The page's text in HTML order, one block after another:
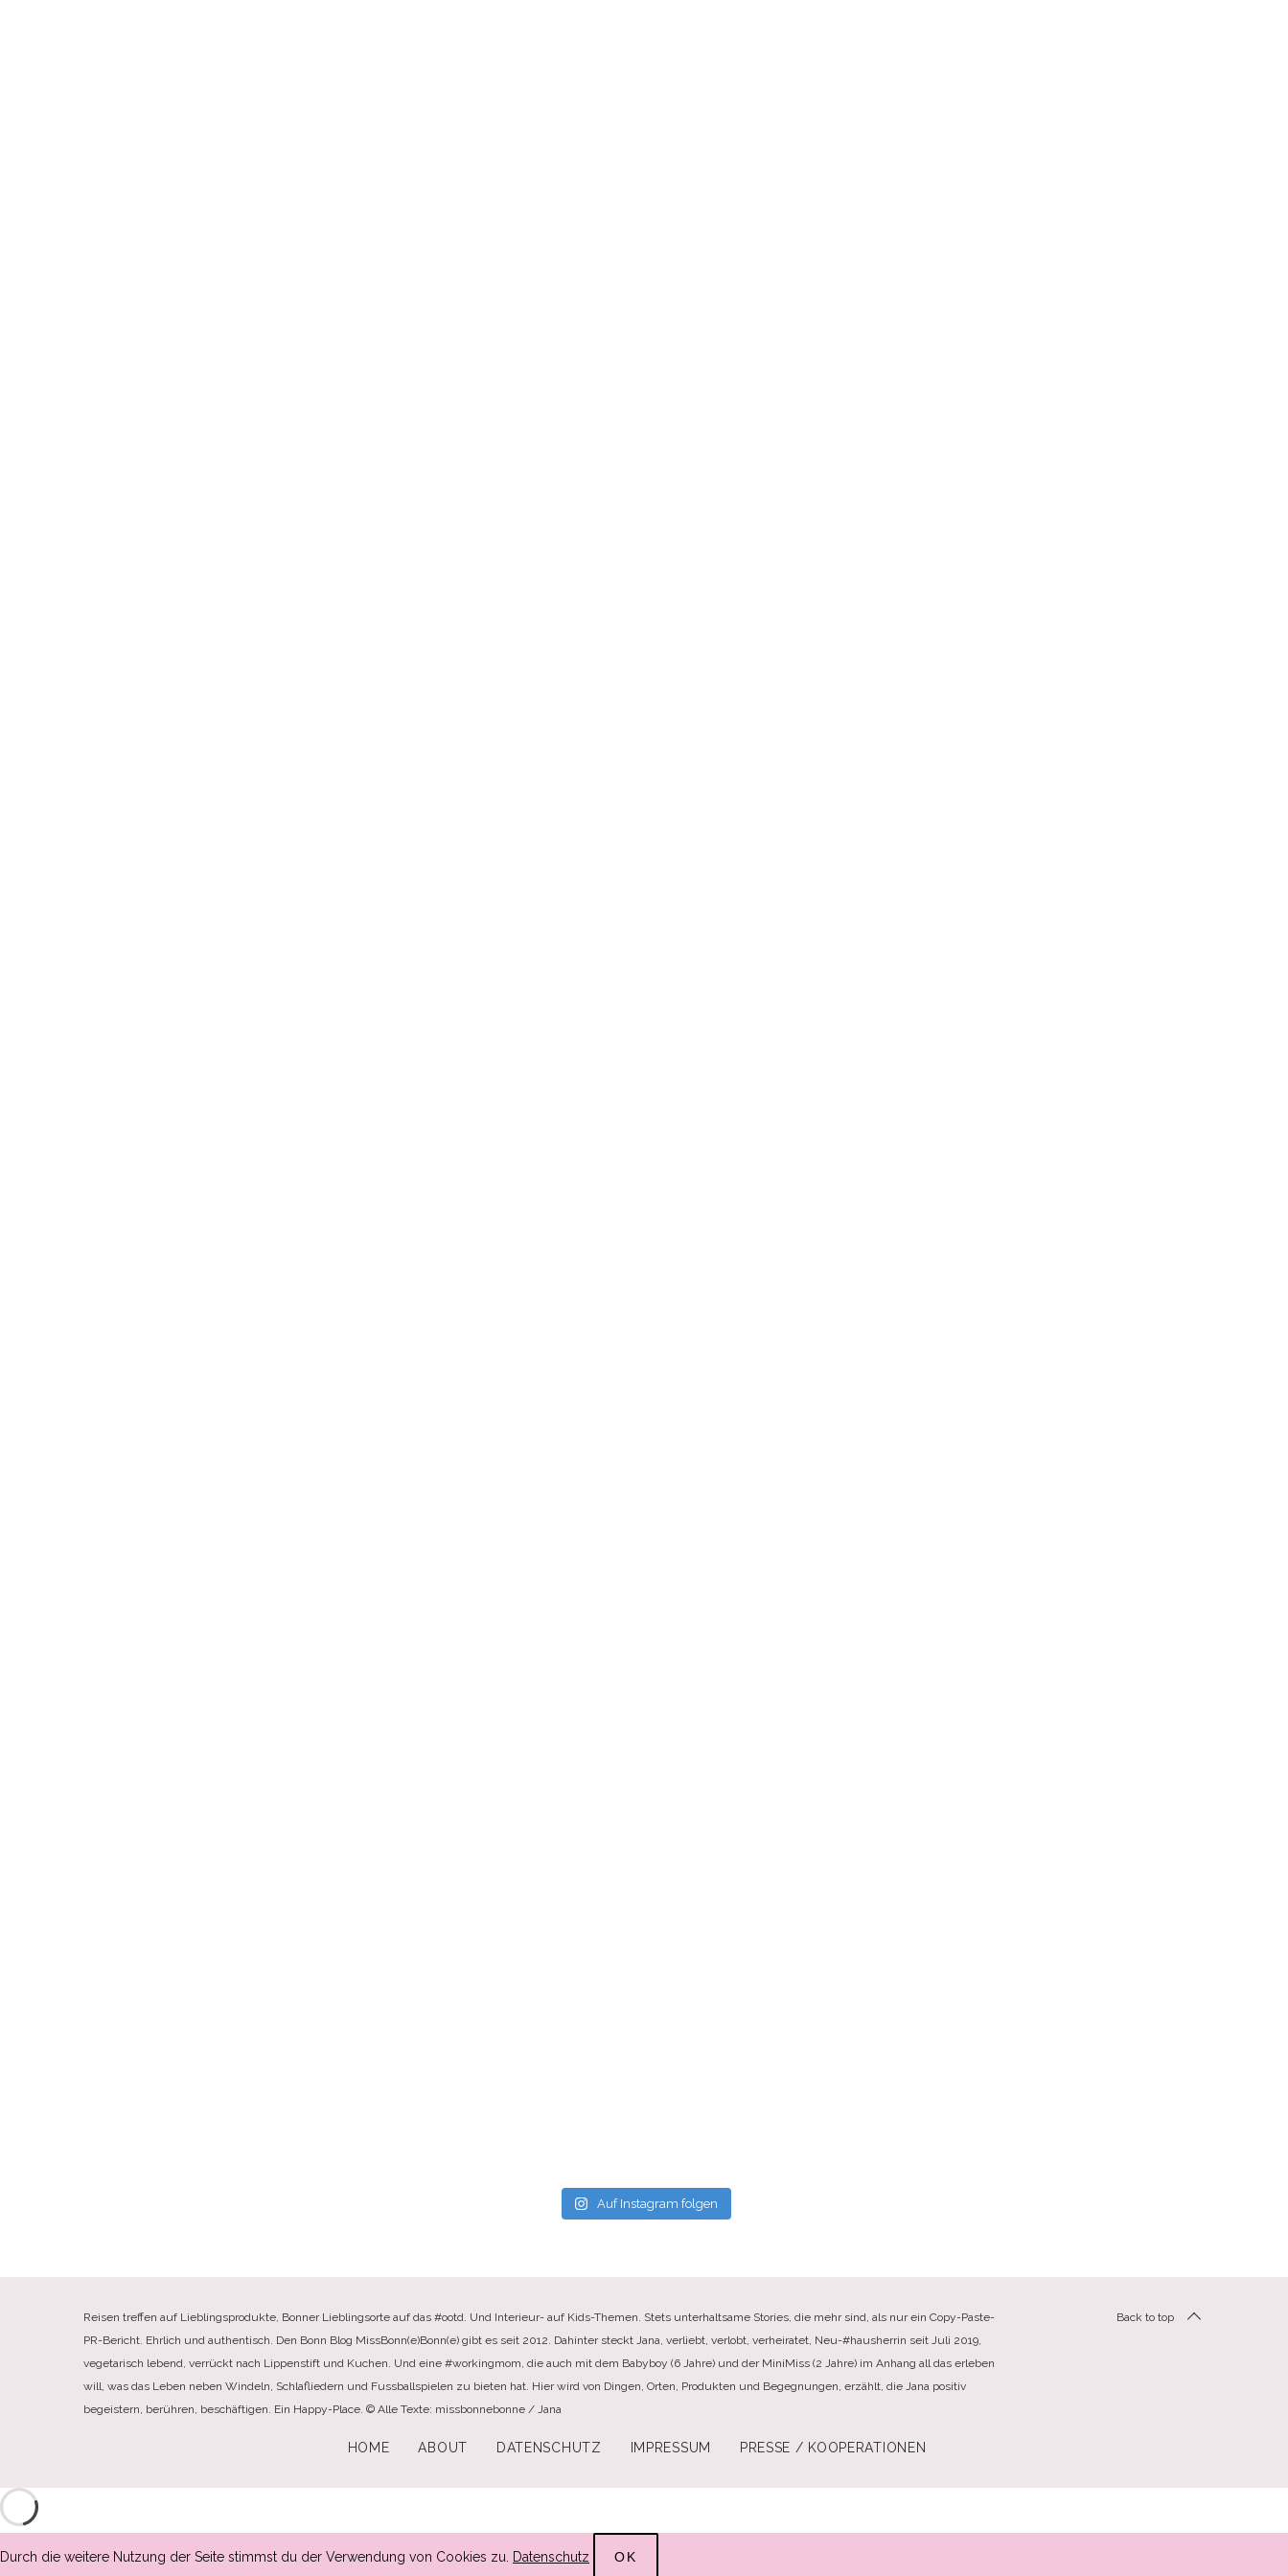
Auf Instagram folgen
Reisen treffen auf Lieblingsprodukte, Bonner Lieblingsorte auf das #ootd. Und Interieur- auf Kids-Themen. Stets unterhaltsame Stories, die mehr sind, als nur ein Copy-Paste-
PR-Bericht. Ehrlich und authentisch. Den Bonn Blog MissBonn(e)Bonn(e) gibt es seit 2012. Dahinter steckt Jana, verliebt, verlobt, verheiratet, Neu-#hausherrin seit Juli 2019,
vegetarisch lebend, verrückt nach Lippenstift und Kuchen. Und eine #workingmom, die auch mit dem Babyboy (6 Jahre) und der MiniMiss (2 Jahre) im Anhang all das erleben
will, was das Leben neben Windeln, Schlafliedern und Fussballspielen zu bieten hat. Hier wird von Dingen, Orten, Produkten und Begegnungen, erzählt, die Jana positiv
begeistern, berühren, beschäftigen. Ein Happy-Place. © Alle Texte: missbonnebonne / Jana
Back to top
HOME ABOUT DATENSCHUTZ IMPRESSUM PRESSE / KOOPERATIONEN
Durch die weitere Nutzung der Seite stimmst du der Verwendung von Cookies zu. Datenschutz OK